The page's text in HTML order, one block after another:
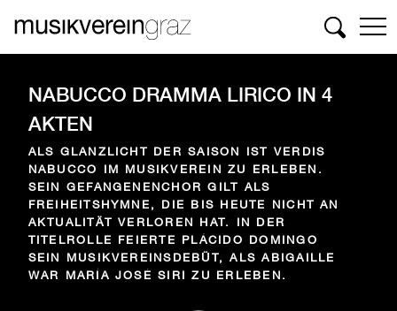
Suchen
NABUCCO DRAMMA LIRICO IN 4
AKTEN
ALS GLANZLICHT DER SAISON IST VERDIS
NABUCCO IM MUSIKVEREIN ZU ERLEBEN.
SEIN GEFANGENENCHOR GILT ALS
FREIHEITSHYMNE, DIE BIS HEUTE NICHT AN
AKTUALITÄT VERLOREN HAT. IN DER
TITELROLLE FEIERTE PLÁCIDO DOMINGO
SEIN MUSIKVEREINSDEBÜT, ALS ABIGAILLE
WAR MARÍA JOSÉ SIRI ZU ERLEBEN.